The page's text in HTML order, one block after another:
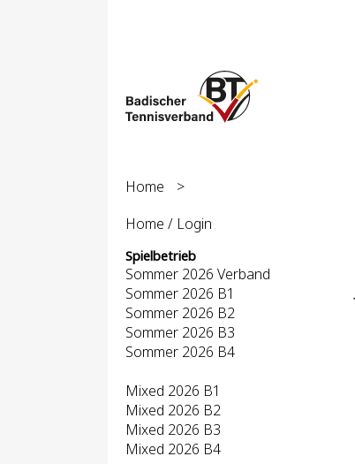
Home
>
Home / Login
Spielbetrieb
Sommer 2026 Verband
Sommer 2026 B1
Sommer 2026 B2
Sommer 2026 B3
Sommer 2026 B4
Mixed 2026 B1
Mixed 2026 B2
Mixed 2026 B3
Mixed 2026 B4